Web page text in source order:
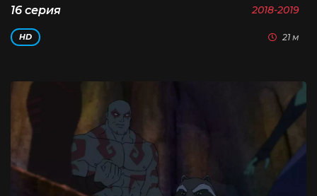
16 серия 2018-2019
HD 21 м